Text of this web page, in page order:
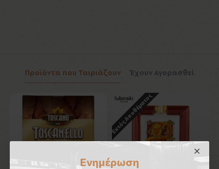
Ενημέρωση
Προϊόντα που Ταιριάζουν Έχουν Αγορασθεί
Εκτός Αποθέματος